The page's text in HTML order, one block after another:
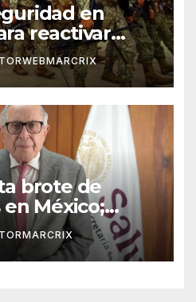
en
reactivar
de aguacate
brote de
México;
en 13